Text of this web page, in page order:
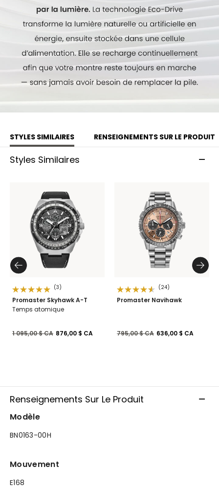
STYLES SIMILAIRES RENSEIGNEMENTS SUR LE PRODUIT
Styles Similaires
(3)
Promaster Skyhawk A-T
Temps atomique
Prix réduit de
1 095,00 $ CAà876,00 $ CA
(24)
Promaster Navihawk
Prix réduit de
795,00 $ CAà636,00 $ CA
Renseignements Sur Le Produit
Modèle
BN0163-00H
Mouvement
E168